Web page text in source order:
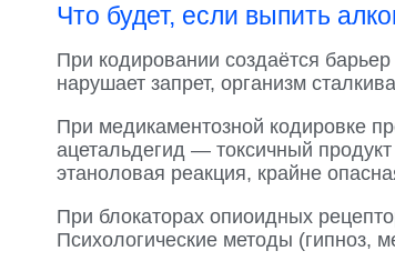
Что будет, если выпить
При кодировании создаётся
нарушает запрет, организм
При медикаментозной кодировке
ацетальдегид — токсичный
этаноловая реакция, крайне
При блокаторах опиоидных
Психологические методы (гипноз,